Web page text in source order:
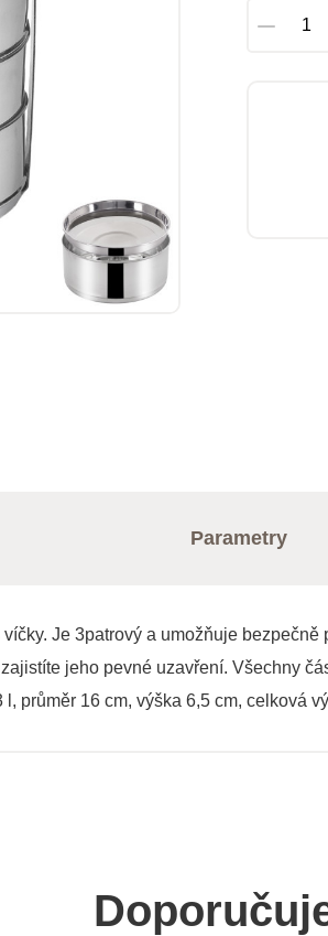
Parametry
Je 3patrový a umožňuje
jeho pevné uzavření. Všechny
průměr 16 cm, výška 6,5 cm, celková